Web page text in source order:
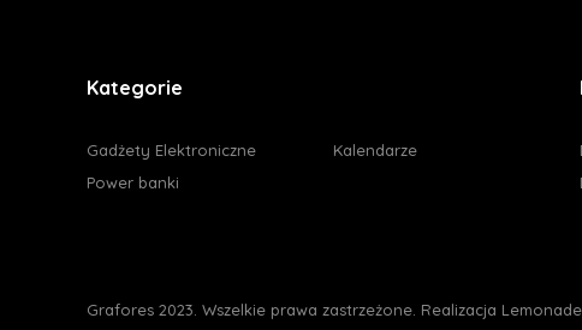
Kategorie
Gadżety Elektroniczne
Kalendarze
Power banki
Grafores 2023. Wszelkie prawa zastrzeżone. Realizacja